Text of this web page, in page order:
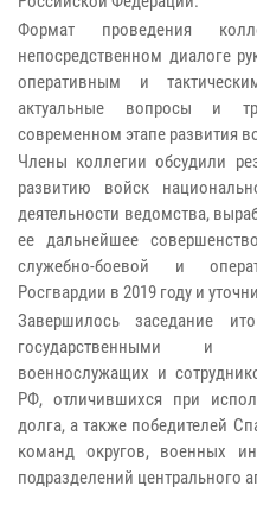
Формат проведения
непосредственном диалоге
оперативным и
актуальные вопросы и
современном этапе развития
Члены коллегии обсудили
развитию войск
деятельности ведомства,
ее дальнейшее
служебно-боевой и
Росгвардии в 2019 году и
Завершилось заседание
государственными и
военнослужащих и
РФ, отличившихся при
долга, а также победителей
команд округов, военных
подразделений центрального